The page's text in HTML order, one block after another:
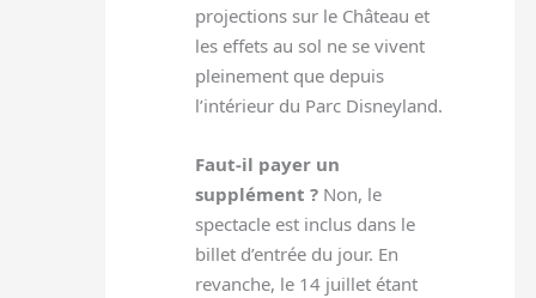
projections sur le Château et
les effets au sol ne se vivent
pleinement que depuis
l’intérieur du Parc Disneyland.
Faut-il payer un
supplément ? Non, le
spectacle est inclus dans le
billet d’entrée du jour. En
revanche, le 14 juillet étant